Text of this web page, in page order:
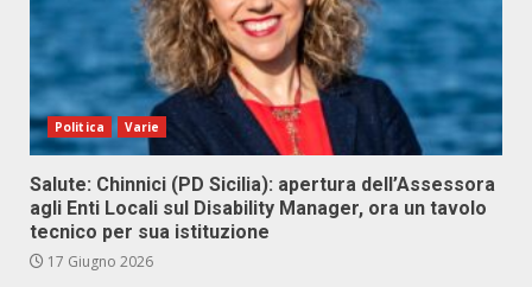
Politica Varie
Salute: Chinnici (PD Sicilia): apertura dell’Assessora
agli Enti Locali sul Disability Manager, ora un tavolo
tecnico per sua istituzione
17 Giugno 2026